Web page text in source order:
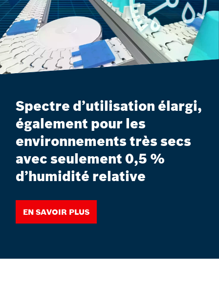
Spectre d’utilisation élargi,
également pour les
environnements très secs
avec seulement 0,5 %
d’humidité relative
En savoir plus